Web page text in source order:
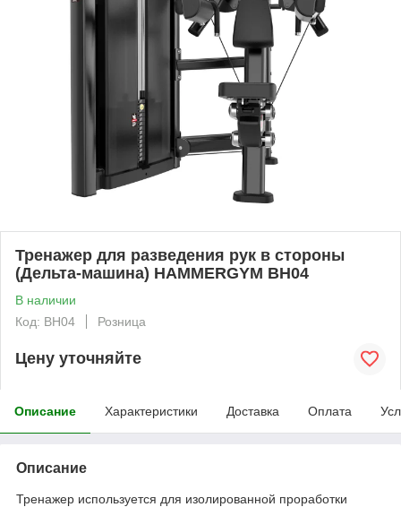
Тренажер для разведения рук в стороны
(Дельта-машина) HAMMERGYM BH04
В наличии
Код: BH04
Розница
Цену уточняйте
Описание Характеристики Доставка Оплата
Описание
Тренажер используется для изолированной проработки